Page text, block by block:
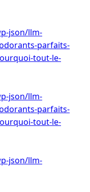
json/llm-
parfaits-
tout-le-
json/llm-
parfaits-
tout-le-
json/llm-